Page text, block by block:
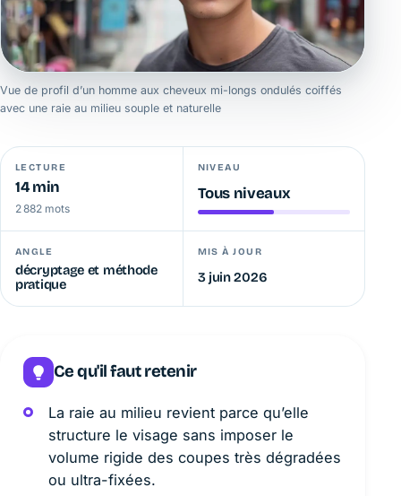
Vue de profil d’un homme aux cheveux mi-longs ondulés coiffés
avec une raie au milieu souple et naturelle
LECTURE
14 min
2 882 mots
NIVEAU
Tous niveaux
ANGLE
décryptage et méthode
pratique
MIS À JOUR
3 juin 2026
Ce qu'il faut retenir
La raie au milieu revient parce qu’elle
structure le visage sans imposer le
volume rigide des coupes très dégradées
ou ultra-fixées.